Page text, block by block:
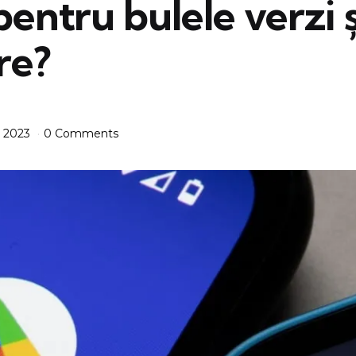
bulele verzi
2023 0 Comments